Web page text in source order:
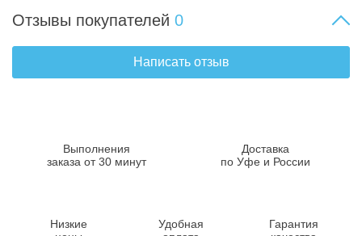
Отзывы покупателей 0
Написать отзыв
Выполнения
заказа от 30 минут
Доставка
по Уфе и России
Низкие
Удобная
Гарантия